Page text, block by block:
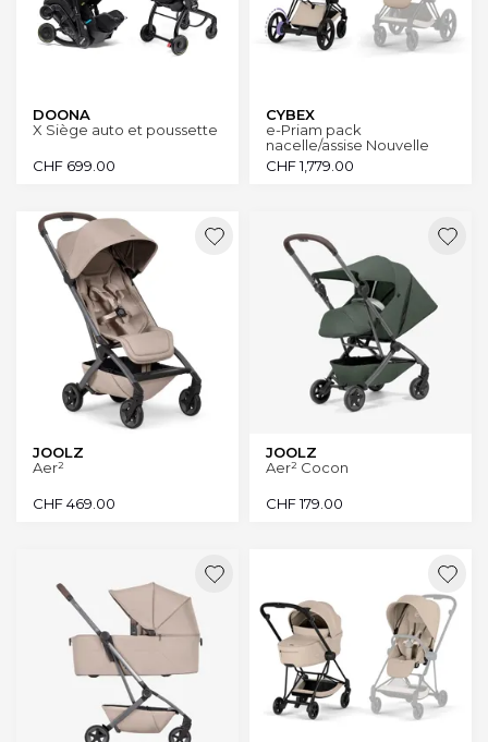
DOONA
X Siège auto et poussette
CHF 699.00
CYBEX
e-Priam pack
nacelle/assise Nouvelle
Génération 2026
CHF1,779.00
JOOLZ
Aer²
CHF469.00
JOOLZ
Aer² Cocon
CHF179.00